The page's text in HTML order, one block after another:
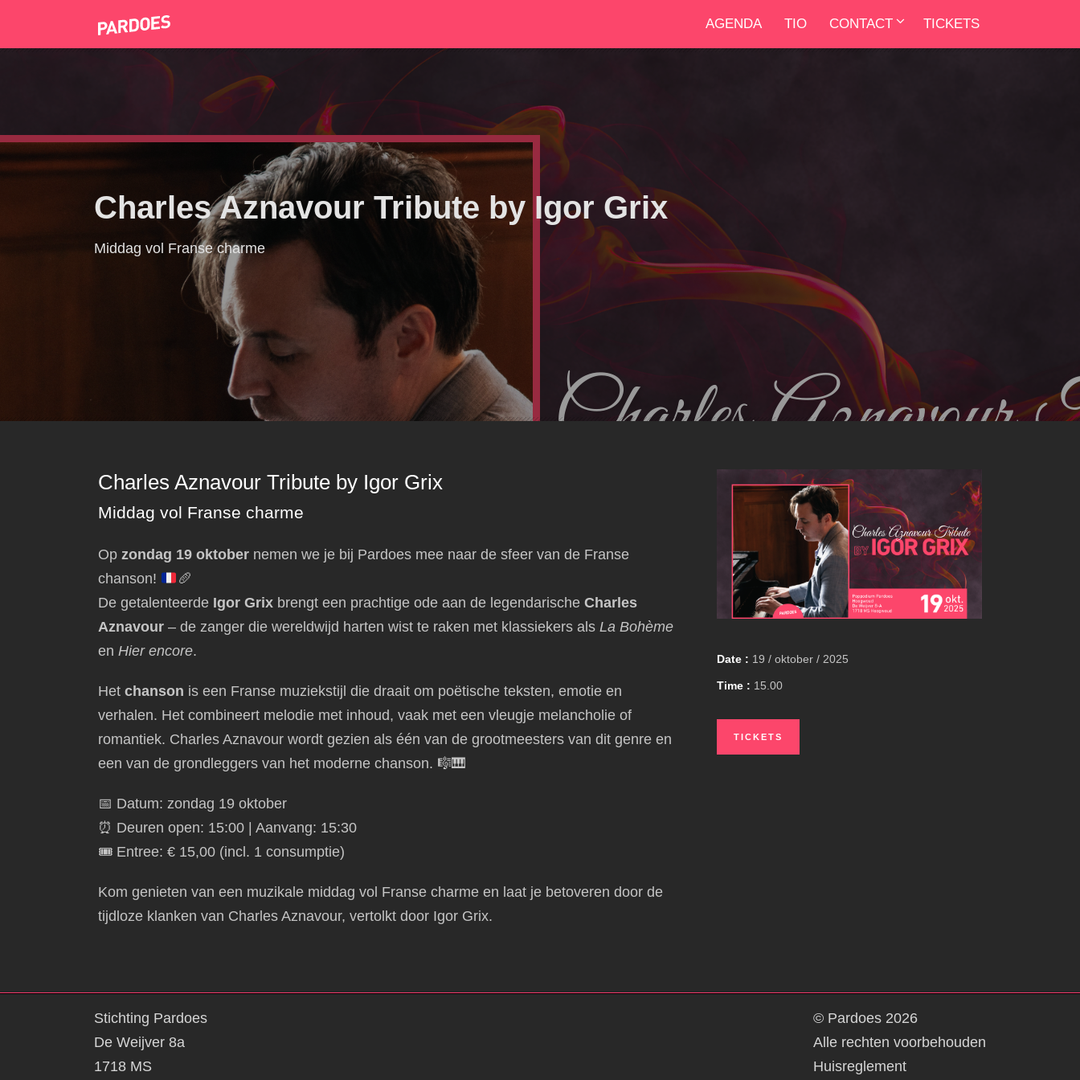
AGENDA TIO CONTACT TICKETS
Charles Aznavour Tribute by Igor Grix
Middag vol Franse charme
Date : 19 / oktober / 2025
Time : 15.00
TICKETS
Charles Aznavour Tribute by Igor Grix
Middag vol Franse charme
Op zondag 19 oktober nemen we je bij Pardoes mee naar de sfeer van de Franse
chanson!
🥖
De getalenteerde Igor Grix brengt een prachtige ode aan de legendarische Charles
Aznavour – de zanger die wereldwijd harten wist te raken met klassiekers als La Bohème
en Hier encore.
Het chanson is een Franse muziekstijl die draait om poëtische teksten, emotie en
verhalen. Het combineert melodie met inhoud, vaak met een vleugje melancholie of
romantiek. Charles Aznavour wordt gezien als één van de grootmeesters van dit genre en
een van de grondleggers van het moderne chanson. 🎼🎹
📅 Datum: zondag 19 oktober
⏰ Deuren open: 15:00 | Aanvang: 15:30
🎟️ Entree: € 15,00 (incl. 1 consumptie)
Kom genieten van een muzikale middag vol Franse charme en laat je betoveren door de
tijdloze klanken van Charles Aznavour, vertolkt door Igor Grix.
Stichting Pardoes
De Weijver 8a
1718 MS
© Pardoes 2026
Alle rechten voorbehouden
Huisreglement